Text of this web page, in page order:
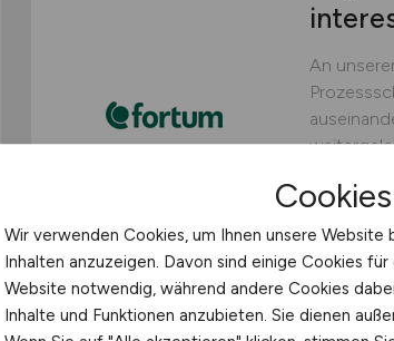
An
gut
Fortum
heute
Cookies
Wir verwenden Cookies, um Ihnen unsere
Inhalten anzuzeigen. Davon sind einige Cookies
Website notwendig, während andere Cookies
Inhalte und Funktionen anzubieten. Sie dienen